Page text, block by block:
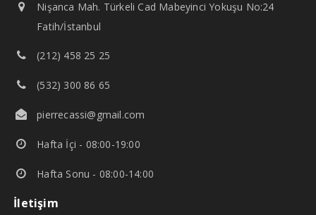
Nişanca Mah. Türkeli Cad Mabeyinci Yokuşu No:24
Fatih/İstanbul
(212) 458 25 25
(532) 300 86 65
pierrecassi@gmail.com
Hafta İçi - 08:00-19:00
Hafta Sonu - 08:00-14:00
İletişim